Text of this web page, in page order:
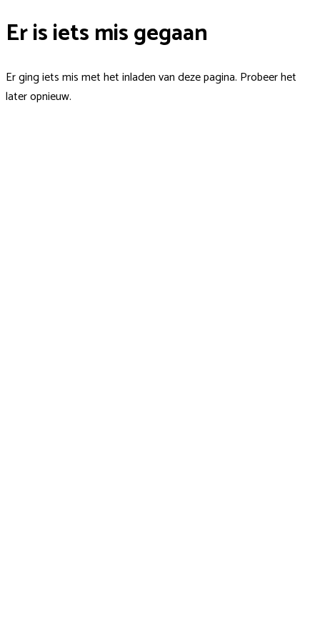
Er is iets mis gegaan
Er ging iets mis met het inladen van deze pagina. Probeer het
later opnieuw.